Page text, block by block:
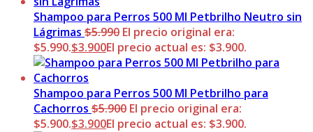
Shampoo para Perros 500 Ml Petbrilho Neutro sin
Lágrimas $5.990 El precio original era:
$5.990.$3.900El precio actual es: $3.900.
Shampoo para Perros 500 Ml Petbrilho para
Cachorros $5.900 El precio original era:
$5.900.$3.900El precio actual es: $3.900.